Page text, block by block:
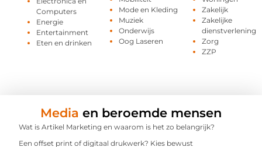
Computers
Energie
Entertainment
Eten en drinken
Mode en Kleding
Muziek
Onderwijs
Oog Laseren
Zakelijk
Zakelijke
dienstverlening
Zorg
ZZP
Media en beroemde mensen
Wat is Artikel Marketing en waarom is het zo belangrijk?
Een offset print of digitaal drukwerk? Kies bewust